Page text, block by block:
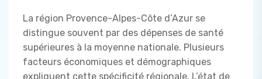
La région Provence-Alpes-Côte d’Azur se
distingue souvent par des dépenses de santé
supérieures à la moyenne nationale. Plusieurs
facteurs économiques et démographiques
expliquent cette spécificité régionale. L’état de